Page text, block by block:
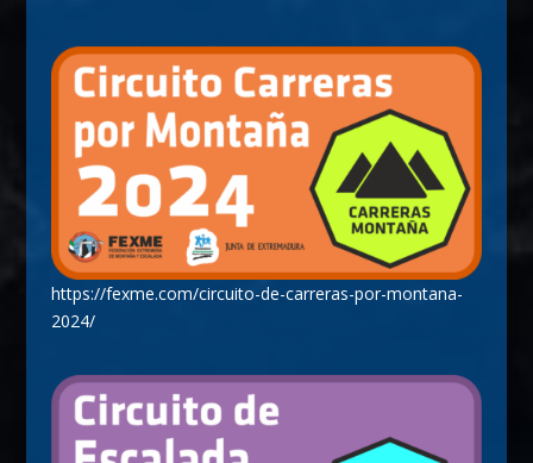
https://fexme.com/circuito-de-carreras-por-montana-
2024/